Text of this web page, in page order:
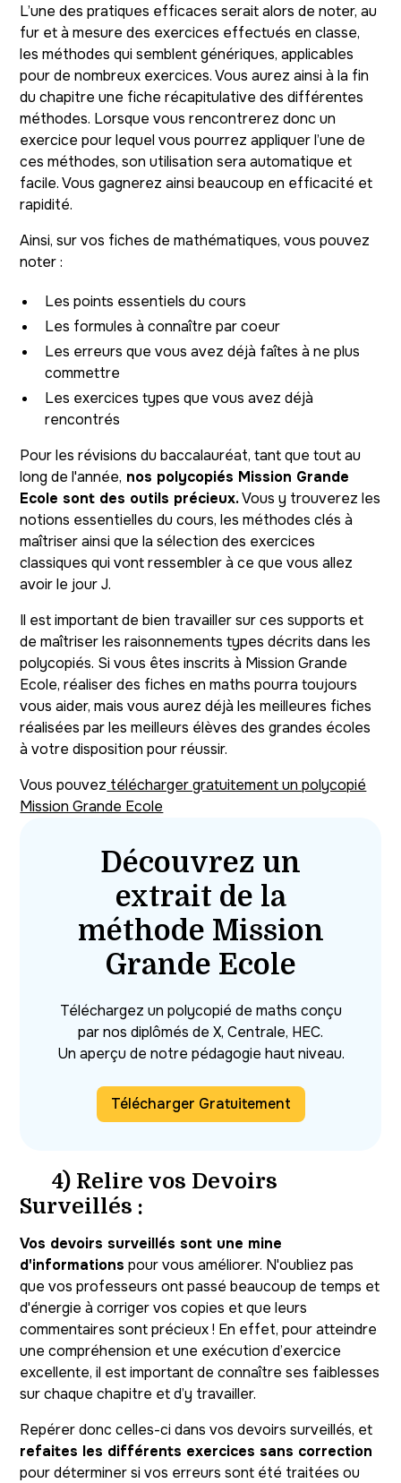
L’une des pratiques efficaces serait alors de noter, au
fur et à mesure des exercices effectués en classe,
les méthodes qui semblent génériques, applicables
pour de nombreux exercices. Vous aurez ainsi à la fin
du chapitre une fiche récapitulative des différentes
méthodes. Lorsque vous rencontrerez donc un
exercice pour lequel vous pourrez appliquer l’une de
ces méthodes, son utilisation sera automatique et
facile. Vous gagnerez ainsi beaucoup en efficacité et
rapidité.
Ainsi, sur vos fiches de mathématiques, vous pouvez
noter :
Les points essentiels du cours
Les formules à connaître par coeur
Les erreurs que vous avez déjà faîtes à ne plus
commettre
Les exercices types que vous avez déjà
rencontrés
Pour les révisions du baccalauréat, tant que tout au
long de l'année, nos polycopiés Mission Grande
Ecole sont des outils précieux.Vous y trouverez les
notions essentielles du cours, les méthodes clés à
maîtriser ainsi que la sélection des exercices
classiques qui vont ressembler à ce que vous allez
avoir le jour J.
Il est important de bien travailler sur ces supports et
de maîtriser les raisonnements types décrits dans les
polycopiés. Si vous êtes inscrits à Mission Grande
Ecole, réaliser des fiches en maths pourra toujours
vous aider, mais vous aurez déjà les meilleures fiches
réalisées par les meilleurs élèves des grandes écoles
à votre disposition pour réussir.
Vous pouvez télécharger gratuitement un polycopié
Mission Grande Ecole
Découvrez un
extrait de la
méthode Mission
Grande Ecole
Téléchargez un polycopié de maths conçu
par nos diplômés de X, Centrale, HEC.
Un aperçu de notre pédagogie haut niveau.
Télécharger Gratuitement
4) Relire vos Devoirs
Surveillés :
Vos devoirs surveillés sont une mine
d'informations pour vous améliorer. N'oubliez pas
que vos professeurs ont passé beaucoup de temps et
d'énergie à corriger vos copies et que leurs
commentaires sont précieux ! En effet, pour atteindre
une compréhension et une exécution d’exercice
excellente, il est important de connaître ses faiblesses
sur chaque chapitre et d’y travailler.
Repérer donc celles-ci dans vos devoirs surveillés, et
refaites les différents exercices sans correction
pour déterminer si vos erreurs sont été traitées ou